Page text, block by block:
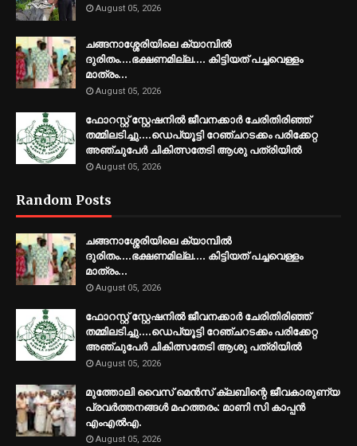
August 05, 2026
ചങ്ങനാശ്ശേരിയിലെ ക്യാമ്പിൽ
ദുരിതം....ഭക്ഷണമില്ല.... കിട്ടിയത് പച്ചവെള്ളം
മാത്രം…
August 05, 2026
ഫോറസ്റ്റ് സ്റ്റേഷനിൽ ജീവനക്കാർ ചേരിതിരിഞ്ഞ്
തമ്മിലടിച്ചു....ഡെപ്യൂട്ടി റേഞ്ചറടക്കം പരിക്കേറ്റ
അഞ്ചുപേർ ചികിത്സതേടി ആശു പത്രിയിൽ
August 05, 2026
Random Posts
ചങ്ങനാശ്ശേരിയിലെ ക്യാമ്പിൽ
ദുരിതം....ഭക്ഷണമില്ല.... കിട്ടിയത് പച്ചവെള്ളം
മാത്രം…
August 05, 2026
ഫോറസ്റ്റ് സ്റ്റേഷനിൽ ജീവനക്കാർ ചേരിതിരിഞ്ഞ്
തമ്മിലടിച്ചു....ഡെപ്യൂട്ടി റേഞ്ചറടക്കം പരിക്കേറ്റ
അഞ്ചുപേർ ചികിത്സതേടി ആശു പത്രിയിൽ
August 05, 2026
മുത്തോലി വൈസ് മെൻസ് ക്ലബിന്റെ ജീവകാരുണ്യ
പ്രവർത്തനങ്ങൾ മഹത്തരം: മാണി സി കാപ്പൻ
എംഎൽഎ.
August 05, 2026